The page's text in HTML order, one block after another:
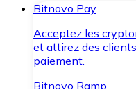
Bitnovo Pay
Acceptez les
et attirez des
paiement.
Bitnovo Ramp